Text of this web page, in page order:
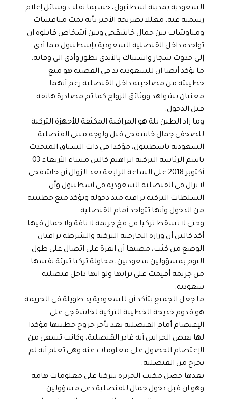
السعودية بمدينة اسطنبول، حسبما نقلت وسائل إعلام
رسمية عنه، معللا تصريحه الأخير بأنه تمت مناقشات
ومناوشات بين جمال خاشقجي وبين أشخاص قابلوه ان
تواجده داخل القنصلية السعودية بإسطنبول مما أدى
إلى حدوث شجار واشتباك بالأيدي تطور وأدى الى وفاته.
ما يؤكد أيضا ان للسعودية يد في القضية هو منع
خطيبته من مصاحبته داخل القنصلية رغم أنهما
معنيان بشواهد ووثائق الزواج كما تم مصادرة هاتفه
قبل الدخول.
وما زاد الطين بلة هو المراقبة المكثفة للأجهزة التركية
للصحفي جمال خاشقجي قبل ولوجه مبنى القنصلية
السعودية باسطنبول، مؤكدا في ذات السياق المتحدث
باسم الرئاسة التركية ابراهيم كالين مساء الأربعاء 03
أكتوبر 2018 على الساعة الرابعة بعد الزوال أن خاشقجي
لا يزال في القنصلية السعودية في اسطنبول وأن
السلطات التركية تراقبه منذ دخوله وتؤكد منع خطيبته
من الدخول وأنها تتواجد أمام القنصلية.
وحتى لا تسقط تركيا في فخ جريمة لا ناقة ولا جمال فيها
أكد كالين أن وزارة الخارجية التركية والشرطة تراقبان
الوضع من كثب، مضيفا أن انقرة على اتصال على طول
اليوم بمسؤولين سعوديين، محاولة تركيا تبرئة نفسها
من جريمة أقيمت على ترابها ولو انها داخل قنصلية
سعودية.
ما جعل الجميع يتأكد أن للسعودية يد طويلة في الجريمة
هو قدوم خديجة الخطيبة التركية لخاشقجي على
الإعتصام أمام القنصلية بعد تأخر خروج خطيبها مؤكدا
لها بعض الحراس أنه غادر القنصلية، وكانت تسعى من
الإعتصام الحصول على معلومات عنه وهي تعلم أنه لم
يخرج من القنصلية.
بعدها حصل مكتب الجزيرة بتركيا على معلومات هامة
وهو ان قبل دخول جمال للقنصلية دعى مسؤولين